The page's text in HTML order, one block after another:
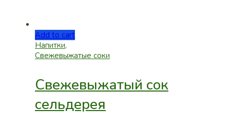
Add to cart
Напитки,
Свежевыжатые соки
Свежевыжатый сок
сельдерея